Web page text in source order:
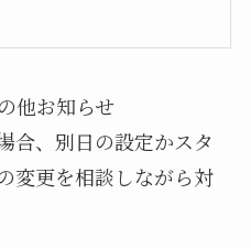
他お知らせ
合、別日の設定かスタ
変更を相談しながら対